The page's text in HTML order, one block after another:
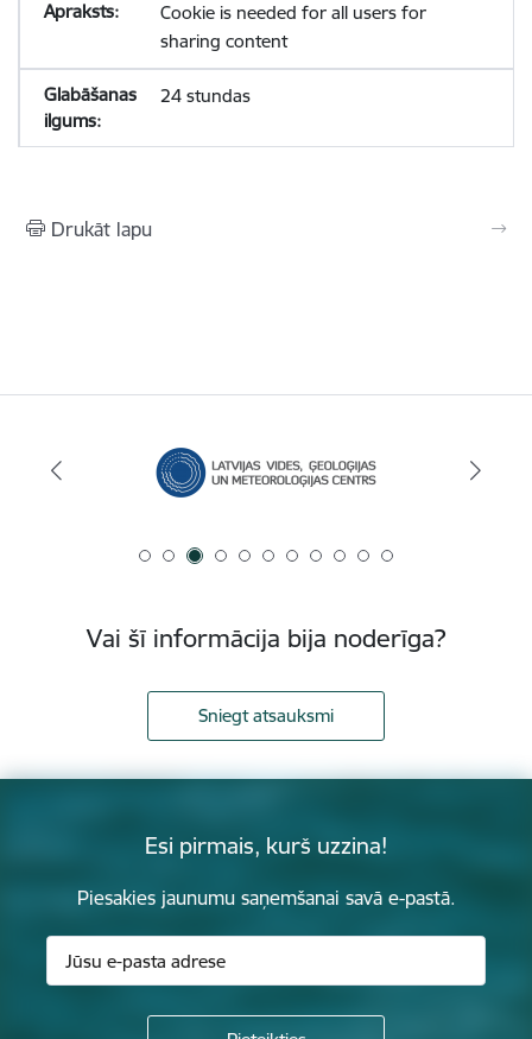
Cookie is needed for all users for
sharing content
24 stundas
Drukāt lapu
Vai šī informācija bija noderīga?
Sniegt atsauksmi
Esi pirmais, kurš uzzina!
Piesakies jaunumu saņemšanai savā e-pastā.